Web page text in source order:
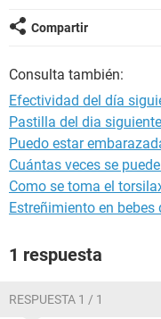
Compartir
Consulta también:
Efectividad del día
Pastilla del dia
Puedo estar
Cuántas veces se
Como se toma el
Estreñimiento en bebes
1 respuesta
RESPUESTA 1 / 1